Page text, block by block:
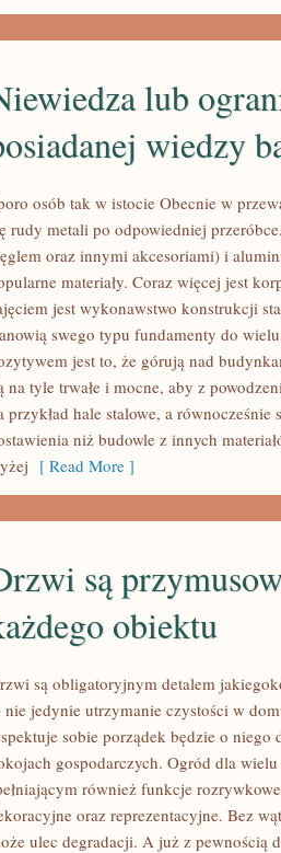
lub
wiedzy
osób tak w istocie Obecnie w
rudy metali po odpowiedniej
oraz innymi akcesoriami) i
materiały. Coraz więcej jest
jest wykonawstwo konstrukcji
swego typu fundamenty do
jest to, że górują nad
na tyle trwałe i mocne, aby z
przykład hale stalowe, a równocześnie
niż budowle z innych
[ Read More ]
są
obiektu
są obligatoryjnym detalem
nie jedynie utrzymanie czystości w
sobie porządek będzie o niego
gospodarczych. Ogród dla
również funkcje
oraz reprezentacyjne. Bez
ulec degradacji. A już z pewnością